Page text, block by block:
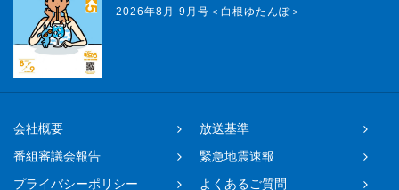
2026年8月-9月号＜白根ゆたんぽ＞
会社概要
放送基準
番組審議会報告
緊急地震速報
プライバシーポリシー
よくあるご質問